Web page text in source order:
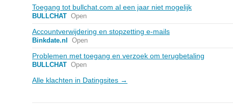
Toegang tot bullchat.com al een jaar niet mogelijk
BULLCHAT Open
Accountverwijdering en stopzetting e-mails
Binkdate.nl Open
Problemen met toegang en verzoek om terugbetaling
BULLCHAT Open
Alle klachten in Datingsites →